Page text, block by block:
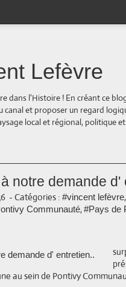
Lefèvre
dans l'Histoire ! En créant ce
canal et proposer un regard
local et régional, politique
notre demande d'
- Catégories : #vincent lefèvre,
Communauté,#Pays de
au sein de Pontivy